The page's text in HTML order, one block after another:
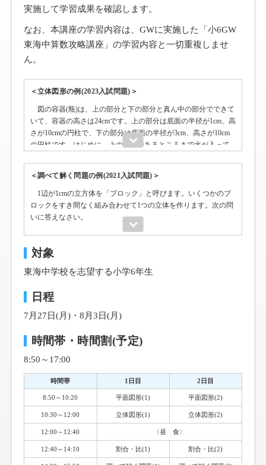
実施して学習成果を確認します。
なお、本講座の学習内容は、GWに実施した「小6GW
東海中算数攻略講座」の学習内容と一切重複しませ
ん。
＜立体図形の例(2023入試問題)＞
図の容器(瓶)は、上の部分と下の部分と真ん中の部分でできて
いて、容器の高さは24cmです。上の部分は底面の半径が1cm、高
さが10cmの円柱で、下の部分は底面の半径が3cm、高さが10cm
の円柱です。はじめに、上の部分のあるところまで水が入って
っくり返すと、水面の高さは、はじめの水面の高さと同じにな
りました。さらにひっくり返して上下を元にもどすと、水面の
高さは12cmでした。そこから272.7cm3の水を取り除き、ふたを
して上下をひっくり返すと、水面の高さは12cmになりました。
はじめの水面の高さは何cmですか。
3
＜調べて解く問題の例(2021入試問題)＞
1辺が1cmの立方体を「ブロック」と呼びます。いくつかのブ
ロックをすき間なく組み合わせて1つの立体を作ります。次の問
いに答えなさい。
ブロックが12個あります。すべてのブロックを使って作るこ
とのできる直方体の表面積を大きい順にすべて書きなさい。
答えの単位(cm
ブロックがいくつかあります。すべてのブロックを使って作
表面積が2番目に大きい直方体の表面積の差は752cm
また，これらのブロックを使って表面積が1番大きい立方体
を作ると，立方体の1辺は8cmになり，ブロックはいくつか余
ります。ブロックはいくつありますか。
対象
東海中学校を志望する小学6年生
日程
7月27日(月)・8月3日(月)
時間帯・時間割(予定)
8:50～17:00
時間帯 1日目 2日目
8:50～10:20 平面図形(1) 平面図形(2)
10:30～12:00 立体図形(1) 立体図形(2)
12:00～12:40 〈昼 食〉
12:40～14:10 割合・比(1) 割合・比(2)